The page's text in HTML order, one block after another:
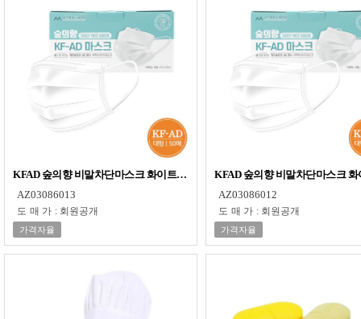
KFAD 숲의향 비말차단마스크 화이트X50매 40개 고효율 편한 마스크 국산 의약
AZ03086013
도매가 : 회원공개
가격자율
KFAD 숲의향 비말차단마스크
AZ03086012
도매가 : 회원공개
가격자율